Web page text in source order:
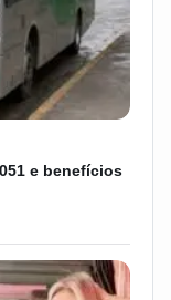
e benefícios